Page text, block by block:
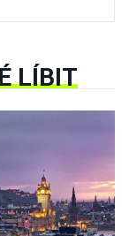
LÍBIT